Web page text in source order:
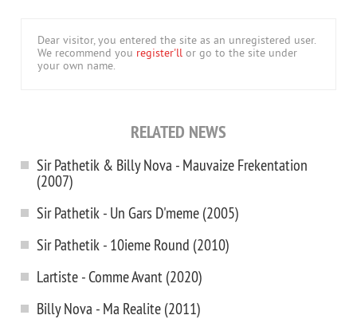
Dear visitor, you entered the site as an unregistered user.
We recommend you register'll or go to the site under
your own name.
RELATED NEWS
Sir Pathetik & Billy Nova - Mauvaize Frekentation
(2007)
Sir Pathetik - Un Gars D'meme (2005)
Sir Pathetik - 10ieme Round (2010)
Lartiste - Comme Avant (2020)
Billy Nova - Ma Realite (2011)